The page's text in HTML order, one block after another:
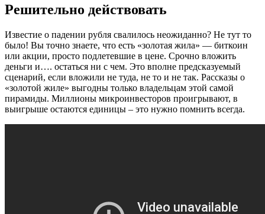
Решительно действовать
Известие о падении рубля свалилось неожиданно? Не тут то
было! Вы точно знаете, что есть «золотая жила» — биткоин
или акции, просто подлетевшие в цене. Срочно вложить
деньги и…. остаться ни с чем. Это вполне предсказуемый
сценарий, если вложили не туда, не то и не так. Рассказы о
«золотой жиле» выгодны только владельцам этой самой
пирамиды. Миллионы микроинвесторов проигрывают, в
выигрыше остаются единицы – это нужно помнить всегда.